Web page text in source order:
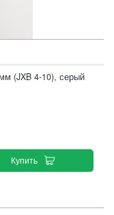
(JXB 4-10), серый
Купить